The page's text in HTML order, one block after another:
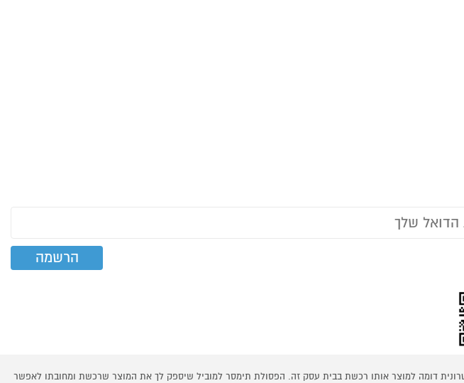
דומה למוצר אותו רכשת בבית עסק זה. הפסולת תימסר למוביל שיספק לך את המוצר שרכשת ומחובתו לאפשר